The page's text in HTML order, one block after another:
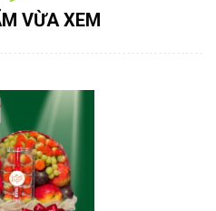
VỪA XEM